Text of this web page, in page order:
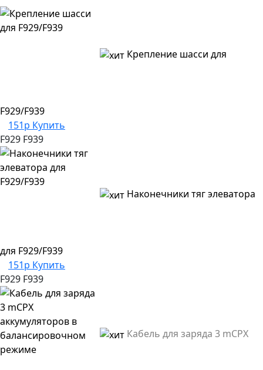
Крепление шасси для
F929/F939
151р Купить
F929 F939
Наконечники тяг элеватора
для F929/F939
151р Купить
F929 F939
Кабель для заряда 3 mCPX